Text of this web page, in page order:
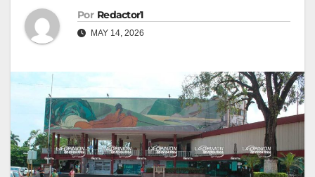
Por Redactor1
MAY 14, 2026